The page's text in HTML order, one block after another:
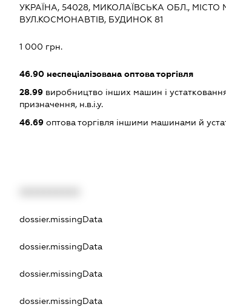
УКРАЇНА, 54028, МИКОЛАЇВСЬКА ОБЛ., МІСТО
ВУЛ.КОСМОНАВТІВ, БУДИНОК 81
1 000 грн.
46.90неспеціалізована оптова торгівля
28.99виробництво інших машин і
призначення, н.в.і.у.
46.69оптова торгівля іншими машинами й
dossier.missingData
dossier.missingData
dossier.missingData
dossier.missingData